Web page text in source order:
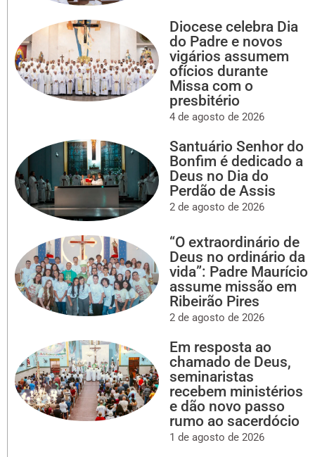
Diocese celebra Dia
do Padre e novos
vigários assumem
ofícios durante
Missa com o
presbitério
4 de agosto de 2026
Santuário Senhor do
Bonfim é dedicado a
Deus no Dia do
Perdão de Assis
2 de agosto de 2026
“O extraordinário de
Deus no ordinário da
vida”: Padre Maurício
assume missão em
Ribeirão Pires
2 de agosto de 2026
Em resposta ao
chamado de Deus,
seminaristas
recebem ministérios
e dão novo passo
rumo ao sacerdócio
1 de agosto de 2026